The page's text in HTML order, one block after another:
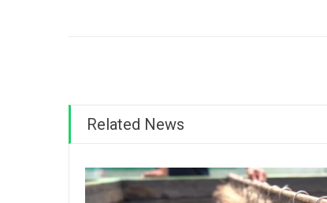
Related News